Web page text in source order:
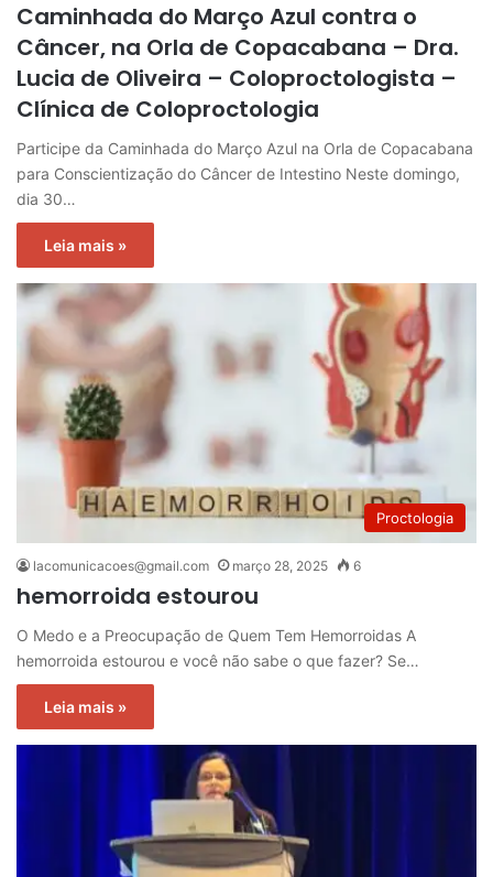
Caminhada do Março Azul contra o
Câncer, na Orla de Copacabana – Dra.
Lucia de Oliveira – Coloproctologista –
Clínica de Coloproctologia
Participe da Caminhada do Março Azul na Orla de Copacabana
para Conscientização do Câncer de Intestino Neste domingo,
dia 30…
Leia mais »
Proctologia
lacomunicacoes@gmail.com março 28, 2025 6
hemorroida estourou
O Medo e a Preocupação de Quem Tem Hemorroidas A
hemorroida estourou e você não sabe o que fazer? Se…
Leia mais »